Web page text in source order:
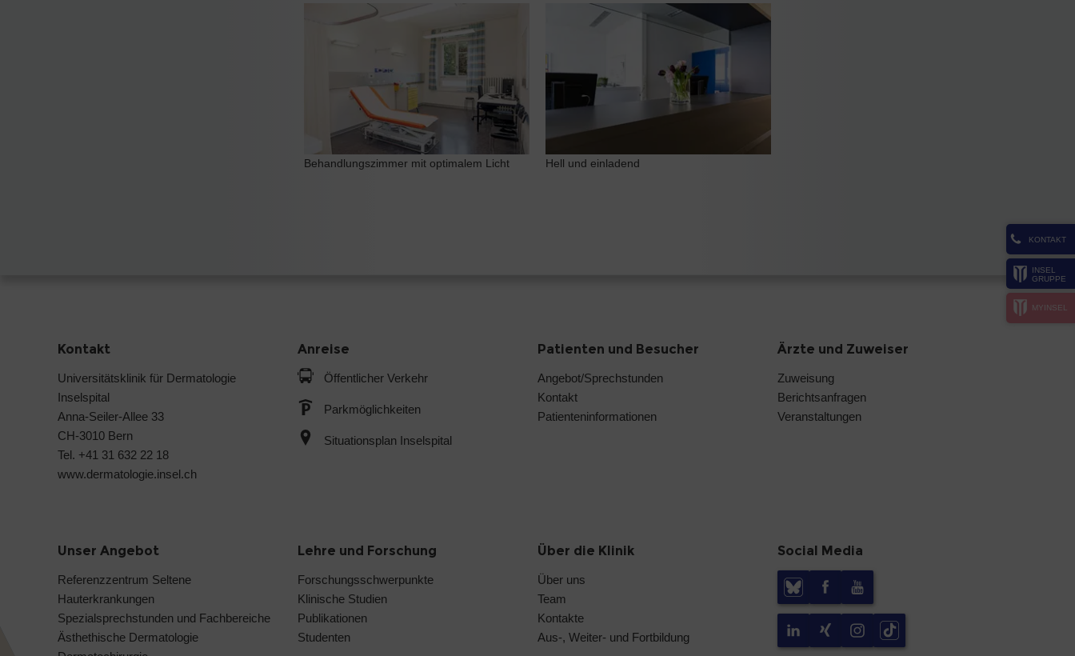
KONTAKT
INSEL
GRUPPE
MYINSEL
Behandlungszimmer mit optimalem Licht Hell und einladend
Kontakt
Universitätsklinik für Dermatologie
Inselspital
Anna-Seiler-Allee 33
CH-3010 Bern
Tel. +41 31 632 22 18
www.dermatologie.insel.ch
Anreise
Öffentlicher Verkehr
Parkmöglichkeiten
Situationsplan Inselspital
Patienten und Besucher
Angebot/Sprechstunden
Kontakt
Patienteninformationen
Ärzte und Zuweiser
Zuweisung
Berichtsanfragen
Veranstaltungen
Unser Angebot
Referenzzentrum Seltene
Hauterkrankungen
Spezialsprechstunden und Fachbereiche
Ästhethische Dermatologie
Lehre und Forschung
Forschungsschwerpunkte
Klinische Studien
Publikationen
Studenten
Über die Klinik
Über uns
Team
Kontakte
Aus-, Weiter- und Fortbildung
Social Media